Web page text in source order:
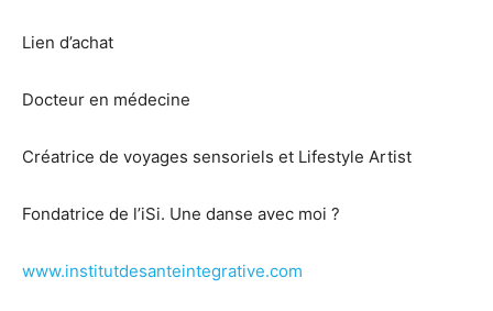
Lien d’achat
Docteur en médecine
Créatrice de voyages sensoriels et Lifestyle Artist
Fondatrice de l’iSi. Une danse avec moi ?
www.institutdesanteintegrative.com